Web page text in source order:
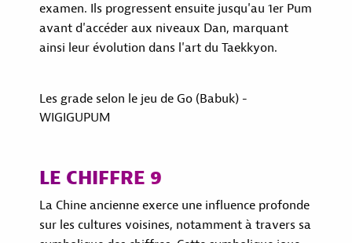
examen. Ils progressent ensuite jusqu'au 1er Pum
avant d'accéder aux niveaux Dan, marquant
ainsi leur évolution dans l'art du Taekkyon.
Les grade selon le jeu de Go (Babuk) -
WIGIGUPUM
LE CHIFFRE 9
La Chine ancienne exerce une influence profonde
sur les cultures voisines, notamment à travers sa